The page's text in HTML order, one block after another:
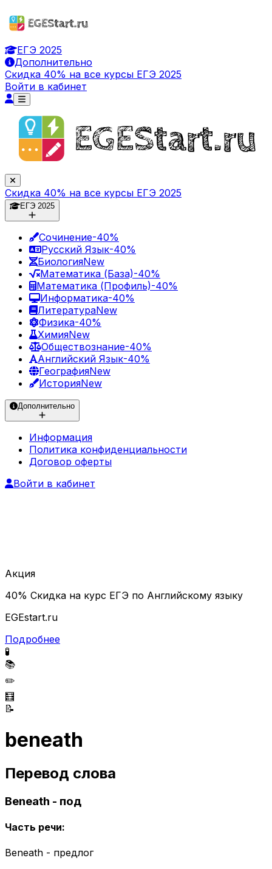
ЕГЭ 2025
Дополнительно
Скидка 40% на все курсы ЕГЭ 2025
Войти в кабинет
Скидка 40% на все курсы ЕГЭ 2025
ЕГЭ 2025
Сочинение-40%
Русский Язык-40%
БиологияNew
Математика (База)-40%
Математика (Профиль)-40%
Информатика-40%
ЛитератураNew
Физика-40%
ХимияNew
Обществознание-40%
Английский Язык-40%
ГеографияNew
ИсторияNew
Дополнительно
Информация
Политика конфиденциальности
Договор оферты
Войти в кабинет
Акция
40% Скидка на курс ЕГЭ по Английскому языку
EGEstart.ru
Подробнее
🧪
📚
✏️
🧮
📝
beneath
Перевод слова
Beneath - под
Часть речи:
Beneath - предлог